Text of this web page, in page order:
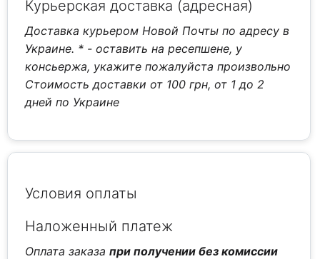
Курьерская доставка (адресная)
Доставка курьером Новой Почты по адресу в
Украине. * - оставить на ресепшене, у
консьержа, укажите пожалуйста произвольно
Стоимость доставки от 100 грн, от 1 до 2
дней по Украине
Условия оплаты
Наложенный платеж
Оплата заказапри получении без комиссии